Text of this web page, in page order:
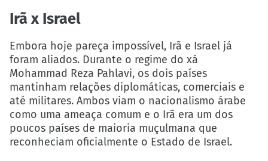
Irã x Israel
Embora hoje pareça impossível, Irã e Israel já
foram aliados. Durante o regime do xá
Mohammad Reza Pahlavi, os dois países
mantinham relações diplomáticas, comerciais e
até militares. Ambos viam o nacionalismo árabe
como uma ameaça comum e o Irã era um dos
poucos países de maioria muçulmana que
reconheciam oficialmente o Estado de Israel.